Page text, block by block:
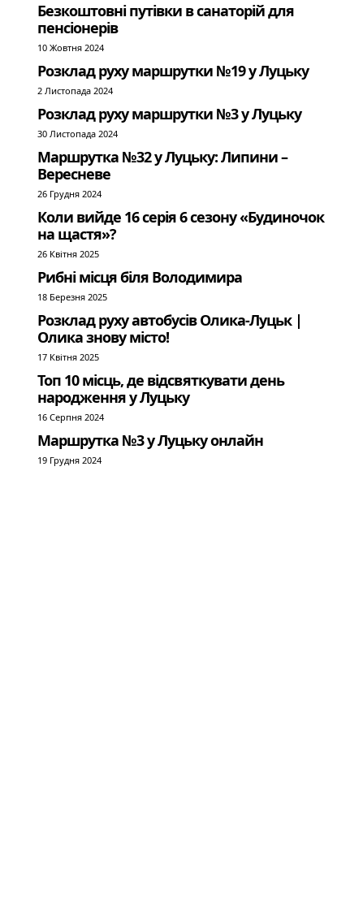
Безкоштовні путівки в санаторій для
пенсіонерів
10 Жовтня 2024
Розклад руху маршрутки №19 у Луцьку
2 Листопада 2024
Розклад руху маршрутки №3 у Луцьку
30 Листопада 2024
Маршрутка №32 у Луцьку: Липини –
Вересневе
26 Грудня 2024
Коли вийде 16 серія 6 сезону «Будиночок
на щастя»?
26 Квітня 2025
Рибні місця біля Володимира
18 Березня 2025
Розклад руху автобусів Олика-Луцьк |
Олика знову місто!
17 Квітня 2025
Топ 10 місць, де відсвяткувати день
народження у Луцьку
16 Серпня 2024
Маршрутка №3 у Луцьку онлайн
19 Грудня 2024